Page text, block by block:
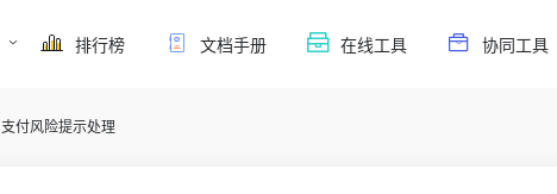
排行榜 文档手册 在线工具 协同工具
付风险提示处理